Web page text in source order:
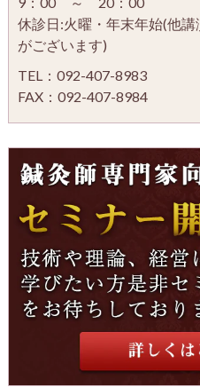
休診日:火曜・年末年始(他
がございます)
TEL：092-407-8983
FAX：092-407-8984